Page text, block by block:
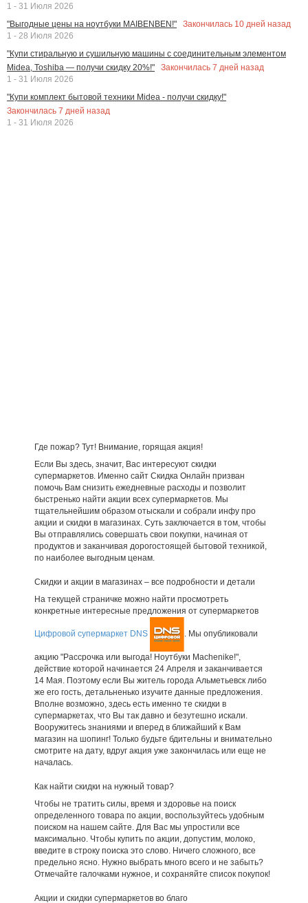
1 - 31 Июля 2026
"Выгодные цены на ноутбуки MAIBENBEN!"
Закончилась 10 дней назад
1 - 28 Июля 2026
"Купи стиральную и сушильную машины с соединительным элементом
Midea, Toshiba — получи скидку 20%!"
Закончилась 7 дней назад
1 - 31 Июля 2026
"Купи комплект бытовой техники Midea - получи скидку!"
Закончилась 7 дней назад
1 - 31 Июля 2026
Где пожар? Тут! Внимание, горящая акция!
Если Вы здесь, значит, Вас интересуют скидки
супермаркетов. Именно сайт Скидка Онлайн призван
помочь Вам снизить ежедневные расходы и позволит
быстренько найти акции всех супермаркетов. Мы
тщательнейшим образом отыскали и собрали инфу про
акции и скидки в магазинах. Суть заключается в том, чтобы
Вы отправлялись совершать свои покупки, начиная от
продуктов и заканчивая дорогостоящей бытовой техникой,
по наиболее выгодным ценам.
Скидки и акции в магазинах – все подробности и детали
На текущей страничке можно найти просмотреть
конкретные интересные предложения от супермаркетов
Цифровой супермаркет DNS . Мы опубликовали
акцию "Рассрочка или выгода! Ноутбуки Machenike!",
действие которой начинается 24 Апреля и заканчивается
14 Мая. Поэтому если Вы житель города Альметьевск либо
же его гость, детальненько изучите данные предложения.
Вполне возможно, здесь есть именно те скидки в
супермаркетах, что Вы так давно и безутешно искали.
Вооружитесь знаниями и вперед в ближайший к Вам
магазин на шопинг! Только будьте бдительны и внимательно
смотрите на дату, вдруг акция уже закончилась или еще не
началась.
Как найти скидки на нужный товар?
Чтобы не тратить силы, время и здоровье на поиск
определенного товара по акции, воспользуйтесь удобным
поиском на нашем сайте. Для Вас мы упростили все
максимально. Чтобы купить по акции, допустим, молоко,
введите в строку поиска это слово. Ничего сложного, все
предельно ясно. Нужно выбрать много всего и не забыть?
Отмечайте галочками нужное, и сохраняйте список покупок!
Акции и скидки супермаркетов во благо